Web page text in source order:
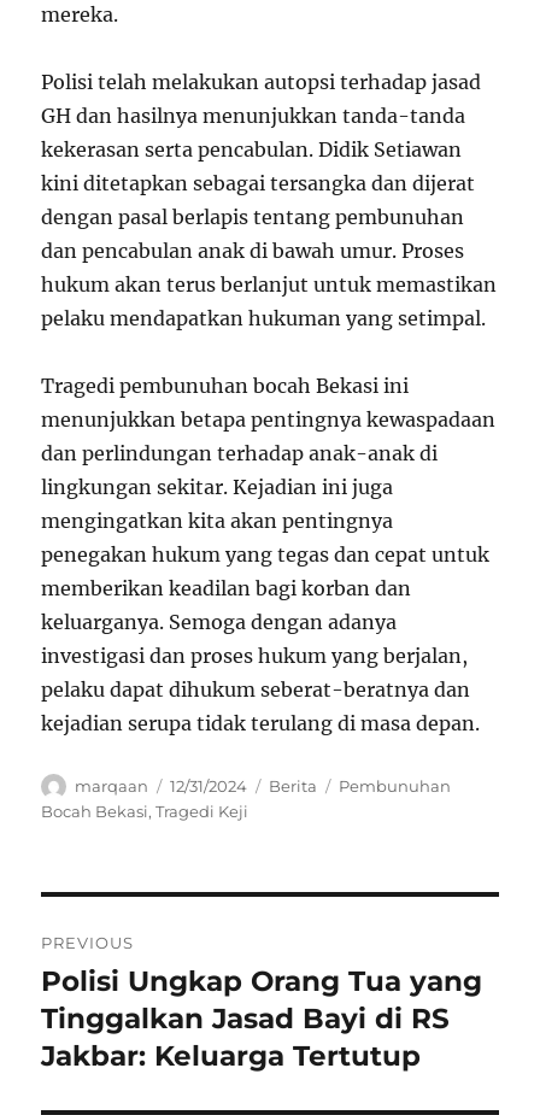
mereka.
Polisi telah melakukan autopsi terhadap jasad
GH dan hasilnya menunjukkan tanda-tanda
kekerasan serta pencabulan. Didik Setiawan
kini ditetapkan sebagai tersangka dan dijerat
dengan pasal berlapis tentang pembunuhan
dan pencabulan anak di bawah umur. Proses
hukum akan terus berlanjut untuk memastikan
pelaku mendapatkan hukuman yang setimpal.
Tragedi pembunuhan bocah Bekasi ini
menunjukkan betapa pentingnya kewaspadaan
dan perlindungan terhadap anak-anak di
lingkungan sekitar. Kejadian ini juga
mengingatkan kita akan pentingnya
penegakan hukum yang tegas dan cepat untuk
memberikan keadilan bagi korban dan
keluarganya. Semoga dengan adanya
investigasi dan proses hukum yang berjalan,
pelaku dapat dihukum seberat-beratnya dan
kejadian serupa tidak terulang di masa depan.
Author
marqaan
Posted
on
12/31/2024 Categories
Berita Tags
Pembunuhan
Bocah Bekasi,Tragedi Keji
pos
PREVIOUS
Previous
post:
Polisi Ungkap Orang Tua yang
Tinggalkan Jasad Bayi di RS
Jakbar: Keluarga Tertutup